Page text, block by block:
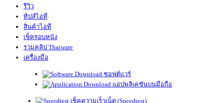
รีวิว
ทิปส์ไอที
สินค้าไอที
เช็ครอบหนัง
รวมคลิป Thaiware
เครื่องมือ
ซอฟต์แวร์
แอปพลิเคชันบนมือถือ
เช็คความเร็วเน็ต (Speedtest)